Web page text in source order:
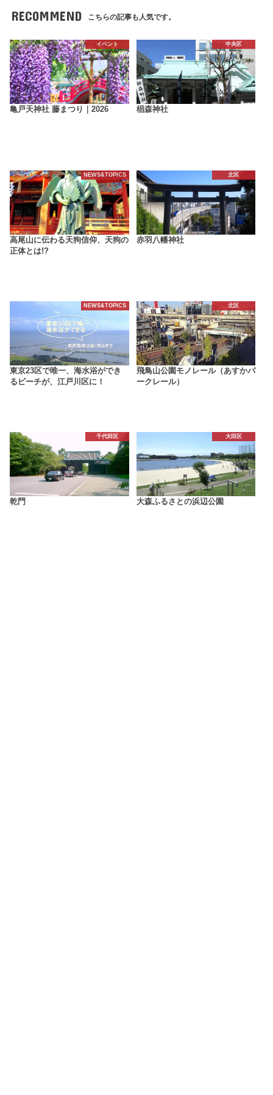
RECOMMEND こちらの記事も人気です。
イベント
亀戸天神社 藤まつり｜2026
中央区
椙森神社
NEWS&TOPICS
高尾山に伝わる天狗信仰、天狗の
正体とは!?
北区
赤羽八幡神社
NEWS&TOPICS
東京23区で唯一、海水浴ができ
るビーチが、江戸川区に！
北区
飛鳥山公園モノレール（あすかパ
ークレール）
千代田区
乾門
大田区
大森ふるさとの浜辺公園